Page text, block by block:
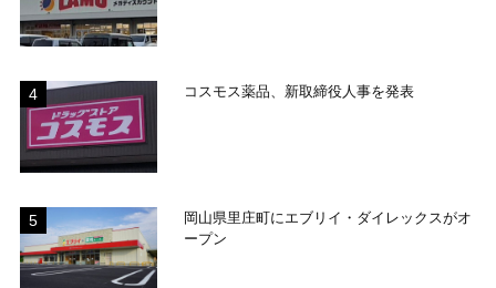
コスモス薬品、新取締役人事を発表
岡山県里庄町にエブリイ・ダイレックスがオ
ープン